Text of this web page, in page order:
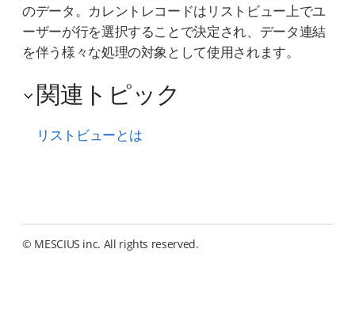
のデータ。カレントレコードはリストビュー上でユ
ーザーが行を選択することで決定され、データ連結
を伴う様々な処理の対象として使用されます。
関連トピック
リストビューとは
© MESCIUS inc. All rights reserved.